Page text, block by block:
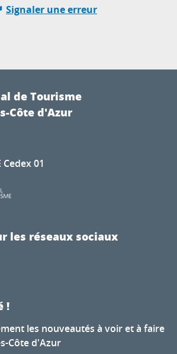
Signaler une erreur
de Tourisme
Côte d'Azur
Cedex 01
les réseaux sociaux
!
les nouveautés à voir et à faire
Côte d'Azur